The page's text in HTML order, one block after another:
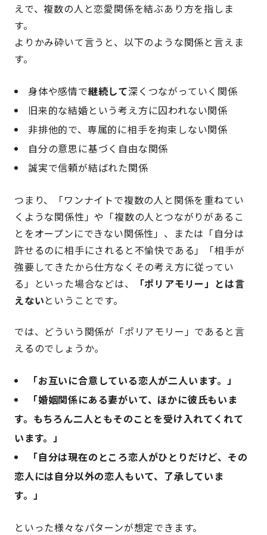
えで、複数の人と恋愛関係を結ぶあり方を指しま
す。
よりかみ砕いて言うと、以下のような関係と言えま
す。
身体や感情で継続して深くつながっていく関係
旧来的な結婚という考え方に囚われない関係
非排他的で、専属的に相手を拘束しない関係
自分の意思に基づく自由な関係
誠実で信頼が結ばれた関係
つまり、「ワンナイトで複数の人と関係を重ねてい
くような関係性」や「複数の人とつながりがあるこ
とをオープンにできない関係性」、または「自分は
許せるのに相手にされると不愉快である」「相手が
強要してきたから仕方なくその考え方に従ってい
る」といった場合などは、
「ポリアモリー」とは言
えないということです。
では、どういう関係が「ポリアモリー」であると言
えるのでしょうか。
「お互いに合意している恋人が二人います。」
「婚姻関係にある妻がいて、ほかに彼氏もいま
す。もちろん二人ともそのことを受け入れてくれて
います。」
「自分は現在のところ恋人がひとりだけど、その
恋人には自分以外の恋人もいて、了承していま
す。」
といった様々なパターンが想定できます。